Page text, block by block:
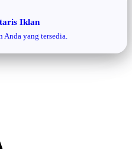
Iklan
yang tersedia.